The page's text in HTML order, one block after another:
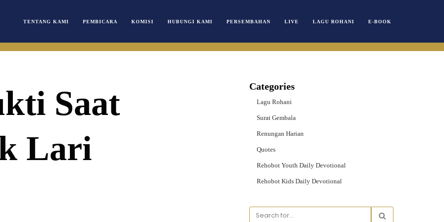
TENTANG KAMI PEMBICARA KOMISI HUBUNGI KAMI PERSEMBAHAN LIVE LAGU ROHANI E-BOOK
Saat
Lari
Categories
Lagu Rohani
Surat Gembala
Renungan Harian
Quotes
Rehobot Youth Daily Devotional
Rehobot Kids Daily Devotional